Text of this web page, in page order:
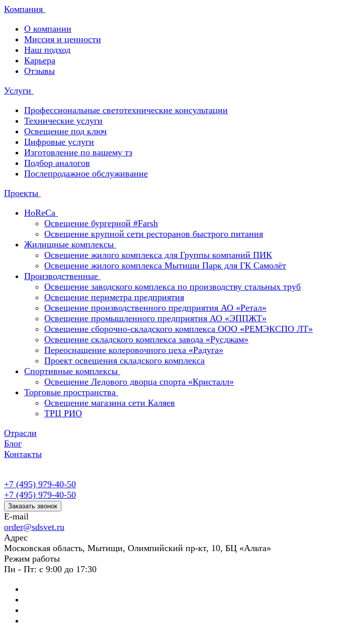
Компания
О компании
Миссия и ценности
Наш подход
Карьера
Отзывы
Услуги
Профессиональные светотехнические консультации
Технические услуги
Освещение под ключ
Цифровые услуги
Изготовление по вашему тз
Подбор аналогов
Послепродажное обслуживание
Проекты
HoReCa
Освещение бургерной #Farsh
Освещение крупной сети ресторанов быстрого питания
Жилищные комплексы
Освещение жилого комплекса для Группы компаний ПИК
Освещение жилого комплекса Мытищи Парк для ГК Самолёт
Производственные
Освещение заводского комплекса по производству стальных труб
Освещение периметра предприятия
Освещение производственного предприятия АО «Ретал»
Освещение промышленного предприятия АО «ЭППЖТ»
Освещение сборочно-складского комплекса ООО «РЕМЭКСПО ЛТ»
Освещение складского комплекса завода «Русджам»
Переоснащение колеровочного цеха «Радуга»
Проект освещения складского комплекса
Спортивные комплексы
Освещение Ледового дворца спорта «Кристалл»
Торговые пространства
Освещение магазина сети Каляев
ТРЦ РИО
Отрасли
Блог
Контакты
+7 (495) 979-40-50
+7 (495) 979-40-50
Заказать звонок
E-mail
order@sdsvet.ru
Адрес
Московская область, Мытищи, Олимпийский пр-кт, 10, БЦ «Альта»
Режим работы
Пн - Пт: с 9:00 до 17:30